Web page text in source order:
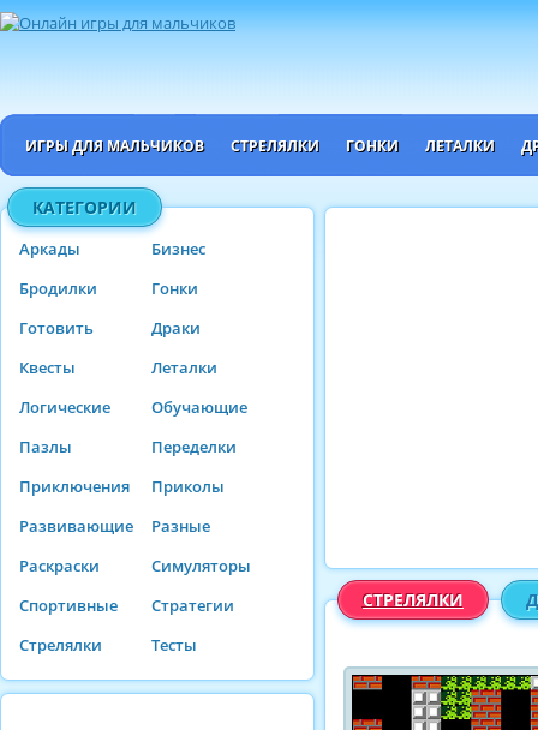
ИГРЫ ДЛЯ МАЛЬЧИКОВ СТРЕЛЯЛКИ ГОНКИ ЛЕТАЛКИ
КАТЕГОРИИ
Аркады
Бизнес
Бродилки
Гонки
Готовить
Драки
Квесты
Леталки
Логические
Обучающие
Пазлы
Переделки
Приключения
Приколы
Развивающие
Разные
Раскраски
Симуляторы
Спортивные
Стратегии
Стрелялки
Тесты
СТРЕЛЯЛКИ